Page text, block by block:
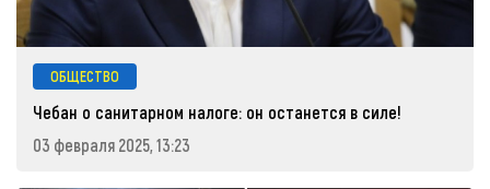
ОБЩЕСТВО
Чебан о санитарном налоге: он останется в силе!
03 февраля 2025, 13:23